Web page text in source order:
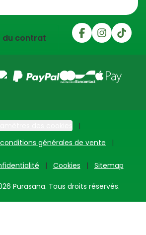
du contrat
générales de vente
Cookies Sitemap
Purasana. Tous droits réservés.